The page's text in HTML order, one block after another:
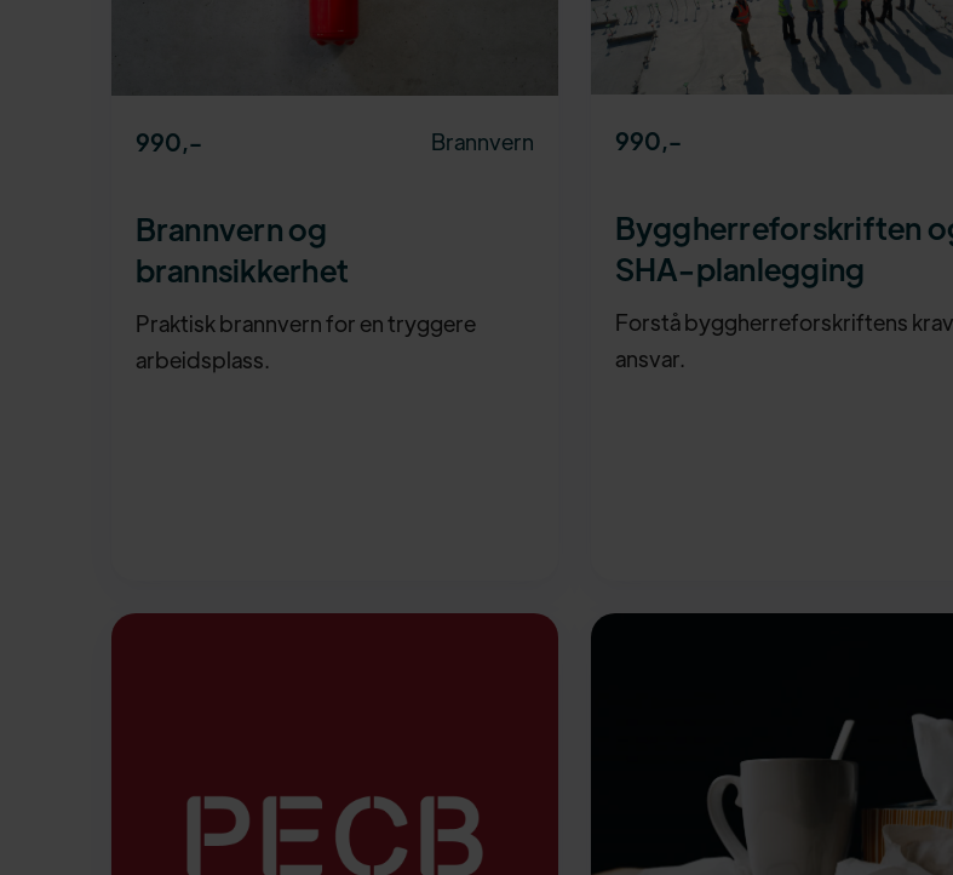
990,- Brannvern
Brannvern og
brannsikkerhet
Praktisk brannvern for en tryggere
arbeidsplass.
990,-
Byggherreforskriften
SHA-planlegging
Forstå byggherreforskriftens
ansvar.